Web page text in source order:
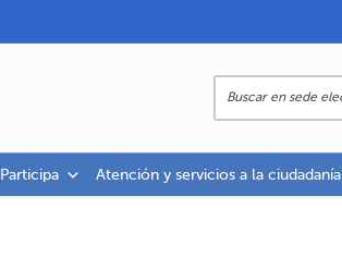
Participa Atención y servicios a la ciudadanía